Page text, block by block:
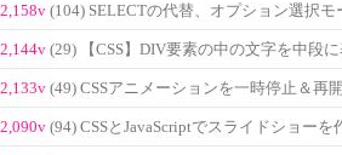
2,158v (104) SELECTの代替、オプション選択モ
2,144v (29) 【CSS】DIV要素の中の文字を中段
2,133v (49) CSSアニメーションを一時停止＆再開
2,090v (94) CSSとJavaScriptでスライドショーを